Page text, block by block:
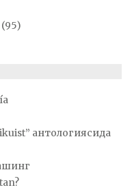
(95)
антологиясида